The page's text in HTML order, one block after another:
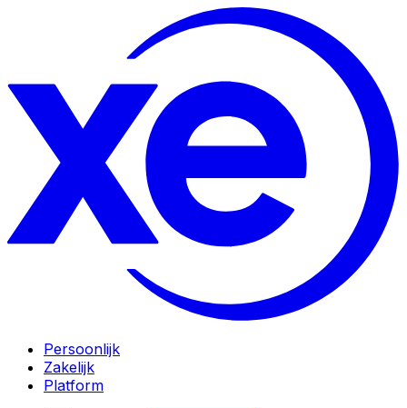
Persoonlijk
Zakelijk
Platform